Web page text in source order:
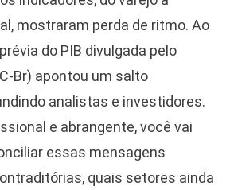
mostraram perda de ritmo. Ao
do PIB divulgada pelo
Br) apontou um salto
analistas e investidores.
e abrangente, você vai
essas mensagens
quais setores ainda